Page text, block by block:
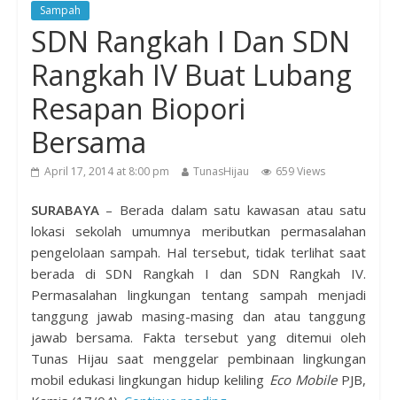
Sampah
SDN Rangkah I Dan SDN
Rangkah IV Buat Lubang
Resapan Biopori
Bersama
April 17, 2014 at 8:00 pm TunasHijau 659 Views
SURABAYA– Berada dalam satu kawasan atau satu
lokasi sekolah umumnya meributkan permasalahan
pengelolaan sampah. Hal tersebut, tidak terlihat saat
berada di SDN Rangkah I dan SDN Rangkah IV.
Permasalahan lingkungan tentang sampah menjadi
tanggung jawab masing-masing dan atau tanggung
jawab bersama. Fakta tersebut yang ditemui oleh
Tunas Hijau saat menggelar pembinaan lingkungan
mobil edukasi lingkungan hidup keliling Eco MobilePJB,